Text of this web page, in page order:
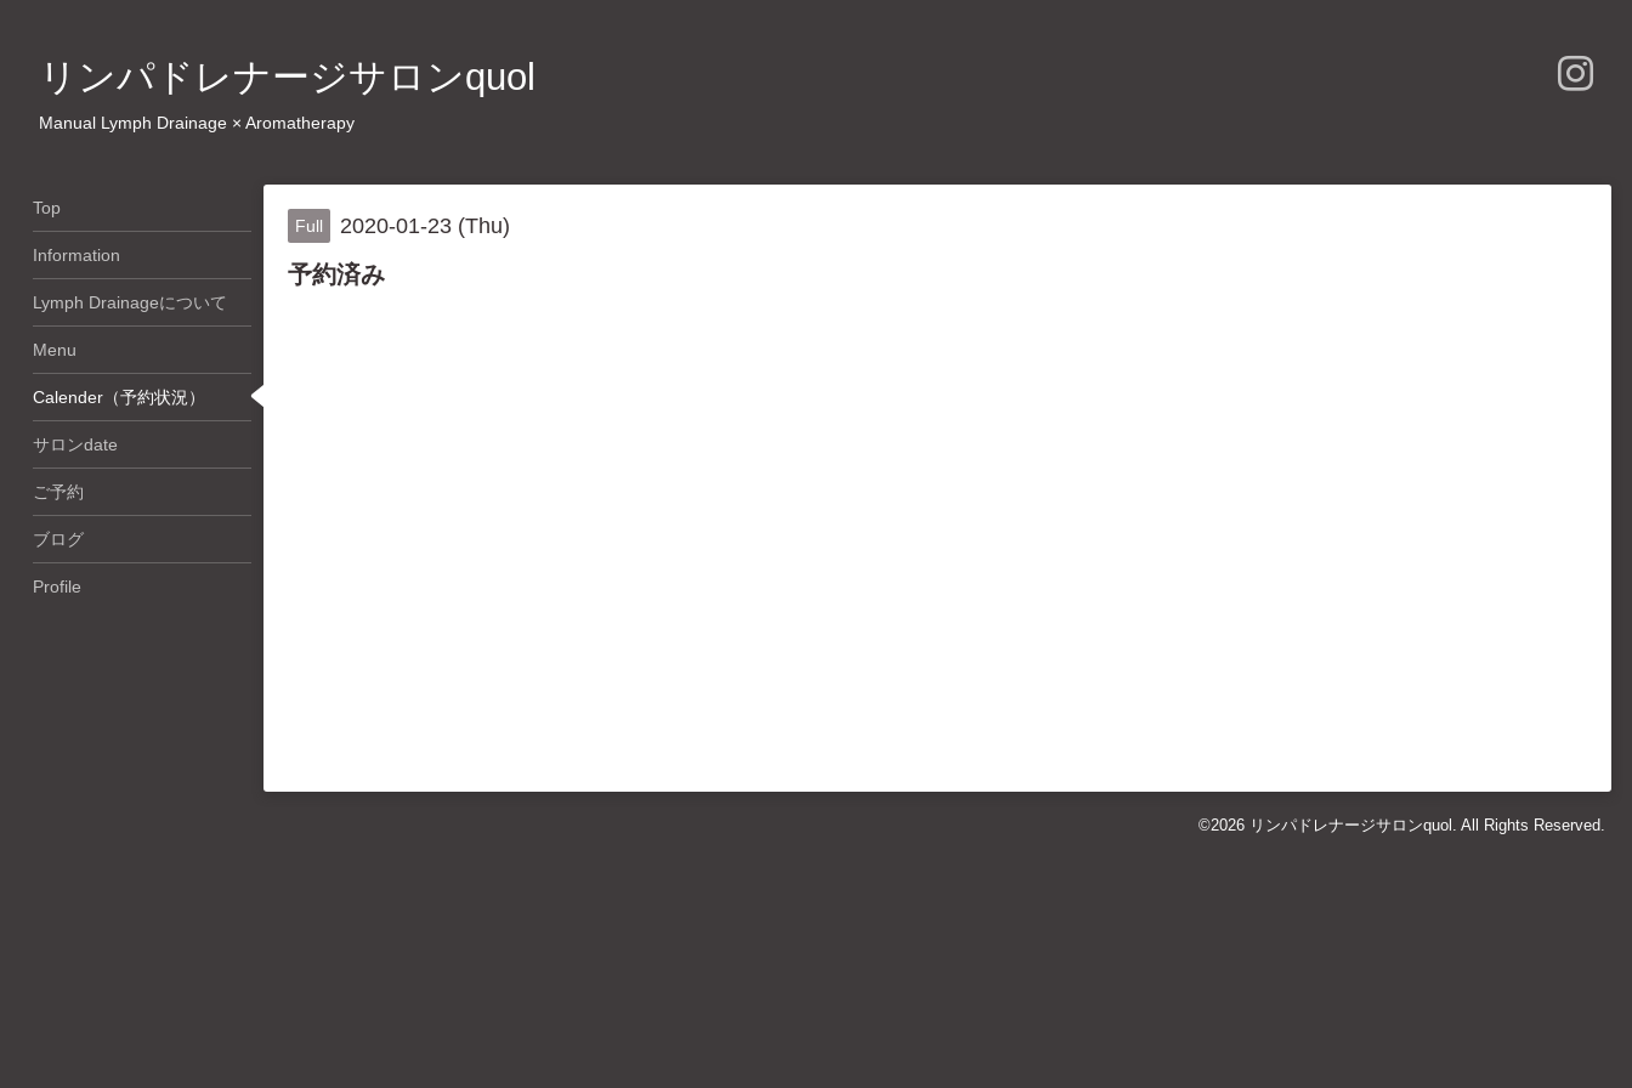
リンパドレナージサロンquol
Manual Lymph Drainage × Aromatherapy
Full 2020-01-23 (Thu)
予約済み
©2026 リンパドレナージサロンquol . All Rights Reserved.
Top
Information
Lymph Drainageについて
Menu
Calender（予約状況）
サロンdate
ご予約
ブログ
Profile